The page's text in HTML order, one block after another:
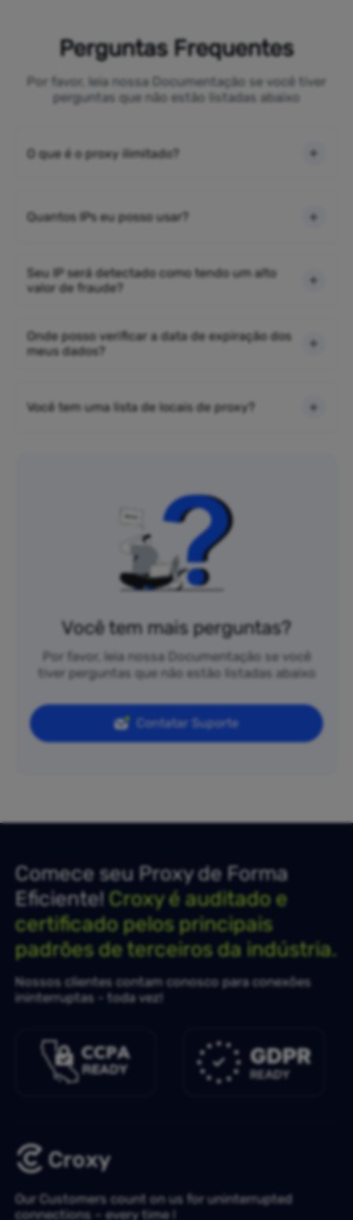
Perguntas Frequentes
Por favor, leia nossa Documentação se você tiver
perguntas que não estão listadas abaixo
O que é o proxy ilimitado?
Quantos IPs eu posso usar?
Seu IP será detectado como tendo um alto
valor de fraude?
Onde posso verificar a data de expiração dos
meus dados?
Você tem uma lista de locais de proxy?
Você tem mais perguntas?
Por favor, leia nossa Documentação se você
tiver perguntas que não estão listadas abaixo
Contatar Suporte
Comece seu Proxy de Forma
Eficiente!Croxy é auditado e
certificado pelos principais
padrões de terceiros da indústria.
Nossos clientes contam conosco para conexões
ininterruptas - toda vez!
Our Customers count on us for uninterrupted
connections – every time !